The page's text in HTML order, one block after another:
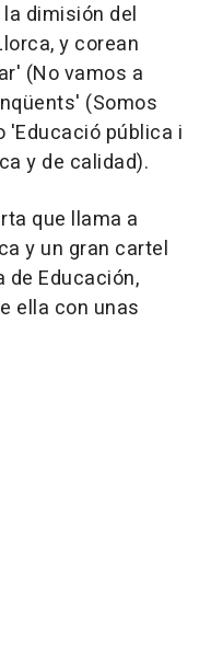
dimisión del
y corean
(No vamos a
(Somos
'Educació pública i
y de calidad).
que llama a
y un gran cartel
de Educación,
ella con unas